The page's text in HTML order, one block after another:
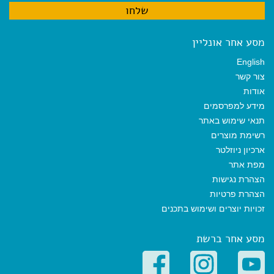
מסע אחר אונליין
English
צור קשר
אודות
מידע למפרסמים
תנאי שימוש באתר
רשימת מוצרים
ארכיון ניוזלטר
מפת אתר
הצהרת נגישות
הצהרת פרטיות
זכויות יוצרים ושימוש בתכנים
מסע אחר ברשת